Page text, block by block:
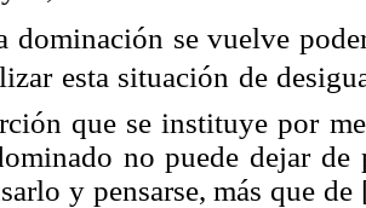
dominación se vuelve
esta situación de
que se instituye por
no puede dejar de
y pensarse, más que